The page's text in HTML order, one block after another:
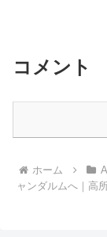
コメント
ホーム
ャンダルムへ｜高